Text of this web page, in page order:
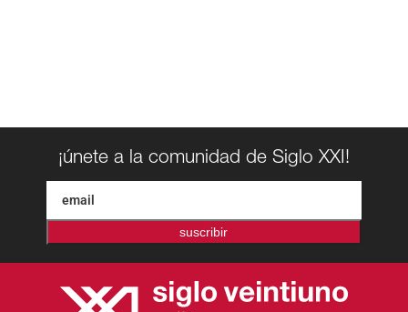
¡únete a la comunidad de Siglo XXI!
suscribir